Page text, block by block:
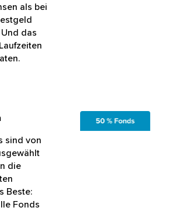
als bei
das
sind von
die
Beste:
Fonds